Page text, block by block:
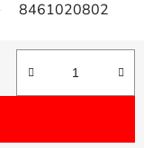
8461020802